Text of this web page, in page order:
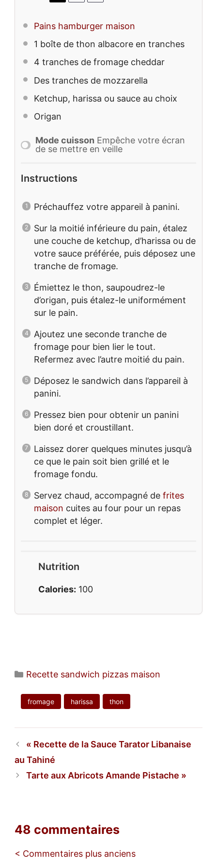
Pains hamburger maison
1 boîte de thon albacore en tranches
4 tranches de fromage cheddar
Des tranches de mozzarella
Ketchup, harissa ou sauce au choix
Origan
Mode cuisson Empêche votre écran
de se mettre en veille
Instructions
Préchauffez votre appareil à panini.
Sur la moitié inférieure du pain, étalez
une couche de ketchup, d’harissa ou de
votre sauce préférée, puis déposez une
tranche de fromage.
Émiettez le thon, saupoudrez-le
d’origan, puis étalez-le uniformément
sur le pain.
Ajoutez une seconde tranche de
fromage pour bien lier le tout.
Refermez avec l’autre moitié du pain.
Déposez le sandwich dans l’appareil à
panini.
Pressez bien pour obtenir un panini
bien doré et croustillant.
Laissez dorer quelques minutes jusqu’à
ce que le pain soit bien grillé et le
fromage fondu.
Servez chaud, accompagné de frites
maison cuites au four pour un repas
complet et léger.
Nutrition
Calories: 100
Catégories
Recette sandwich pizzas maison
fromage harissa thon
Recette de la Sauce Tarator Libanaise
au Tahiné
Tarte aux Abricots Amande Pistache
48 commentaires
Navigation
< Commentaires plus anciens